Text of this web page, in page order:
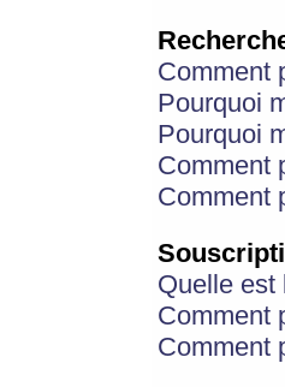
Comment
Pourquoi
Pourquoi
Comment
Comment
Quelle est
Comment
Comment